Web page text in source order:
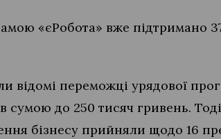
«єРобота» вже підтримано
відомі переможці урядової
сумою до 250 тисяч гривень.
бізнесу прийняли щодо 16